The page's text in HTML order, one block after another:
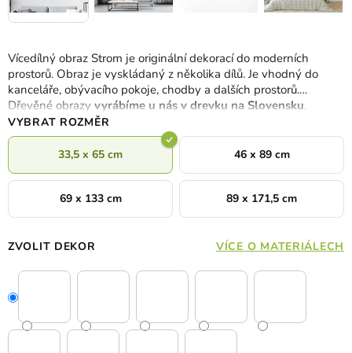
Vícedílný obraz Strom je originální dekorací do moderních
prostorů. Obraz je vyskládaný z několika dílů. Je vhodný do
kanceláře, obývacího pokoje, chodby a dalších prostorů.
Dřevěné obrazy vyrábíme u nás v drevku na Slovensku.
VYBRAT ROZMĚR
33,5 x 65 cm 46 x 89 cm
69 x 133 cm 89 x 171,5 cm
ZVOLIT DEKOR VÍCE O MATERIÁLECH